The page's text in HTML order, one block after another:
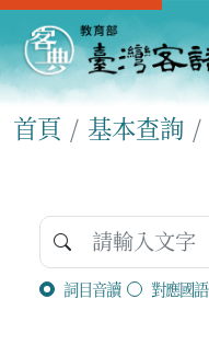
首頁 基本查詢
詞目音讀 對應國語